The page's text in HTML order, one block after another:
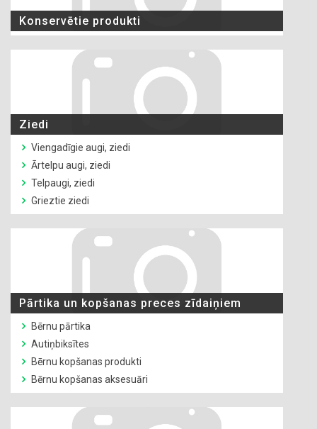
Konservētie produkti
Ziedi
Viengadīgie augi, ziedi
Ārtelpu augi, ziedi
Telpaugi, ziedi
Grieztie ziedi
Pārtika un kopšanas preces zīdaiņiem
Bērnu pārtika
Autiņbiksītes
Bērnu kopšanas produkti
Bērnu kopšanas aksesuāri